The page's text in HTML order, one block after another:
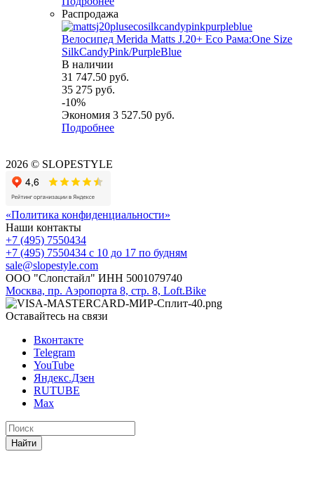
Распродажа
Велосипед Merida Matts J.20+ Eco Рама:One Size
SilkCandyPink/PurpleBlue
В наличии
31 747.50 руб.
35 275 руб.
-10%
Экономия 3 527.50 руб.
Подробнее
2026 © SLOPESTYLE
«Политика конфиденциальности»
Наши контакты
+7 (495) 7550434
+7 (495) 7550434 с 10 до 17 по будням
sale@slopestyle.com
ООО "Слопстайл" ИНН 5001079740
Москва, пр. Аэропорта 8, стр. 8, Loft.Bike
Оставайтесь на связи
Вконтакте
Telegram
YouTube
Яндекс.Дзен
RUTUBE
Max
Найти